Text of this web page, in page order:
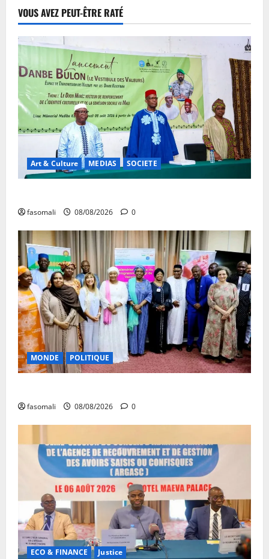
VOUS AVEZ PEUT-ÊTRE RATÉ
Art & Culture MEDIAS SOCIETE
fasomali 08/08/2026 0
MONDE POLITIQUE
fasomali 08/08/2026 0
ECO & FINANCE Justice